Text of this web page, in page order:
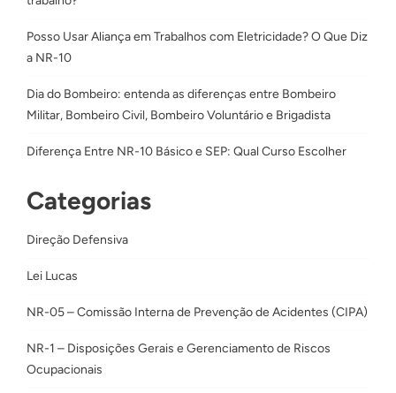
Posso Usar Aliança em Trabalhos com Eletricidade? O Que Diz
a NR-10
Dia do Bombeiro: entenda as diferenças entre Bombeiro
Militar, Bombeiro Civil, Bombeiro Voluntário e Brigadista
Diferença Entre NR-10 Básico e SEP: Qual Curso Escolher
Categorias
Direção Defensiva
Lei Lucas
NR-05 – Comissão Interna de Prevenção de Acidentes (CIPA)
NR-1 – Disposições Gerais e Gerenciamento de Riscos
Ocupacionais